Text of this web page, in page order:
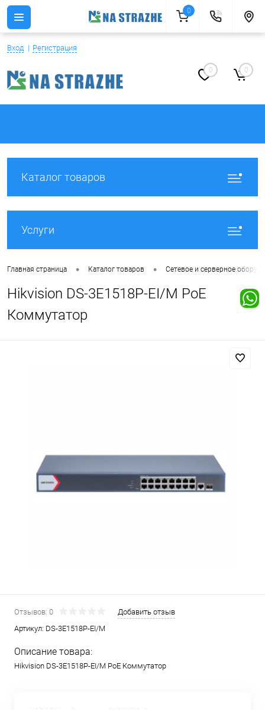
Вход Регистрация
0 0
Каталог товаров
Услуги
Главная страница • Каталог товаров • Сетевое и серверное
Hikvision DS-3E1518P-EI/M PoE
Коммутатор
Отзывов: 0
Добавить отзыв
Артикул: DS-3E1518P-EI/M
Описание товара:
Hikvision DS-3E1518P-EI/M PoE Коммутатор
0